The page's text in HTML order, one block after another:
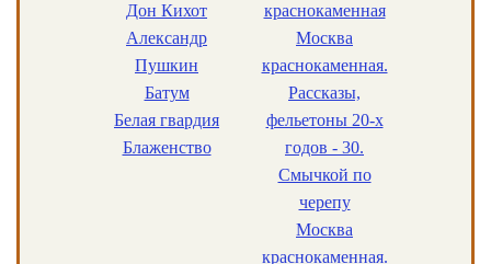
Дон Кихот
Александр
Пушкин
Батум
Белая гвардия
Блаженство
краснокаменная
Москва
краснокаменная.
Рассказы,
фельетоны 20-х
годов - 30.
Смычкой по
черепу
Москва
краснокаменная.